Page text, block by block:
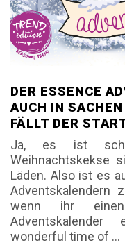
DER ESSENCE
AUCH IN
FÄLLT DER
Ja, es ist
Weihnachtskekse
Läden. Also ist es
Adventskalendern
wenn ihr
wonderful time of …